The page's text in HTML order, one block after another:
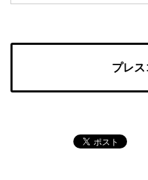
プレ